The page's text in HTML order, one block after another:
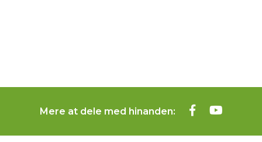
Mere at dele med hinanden: